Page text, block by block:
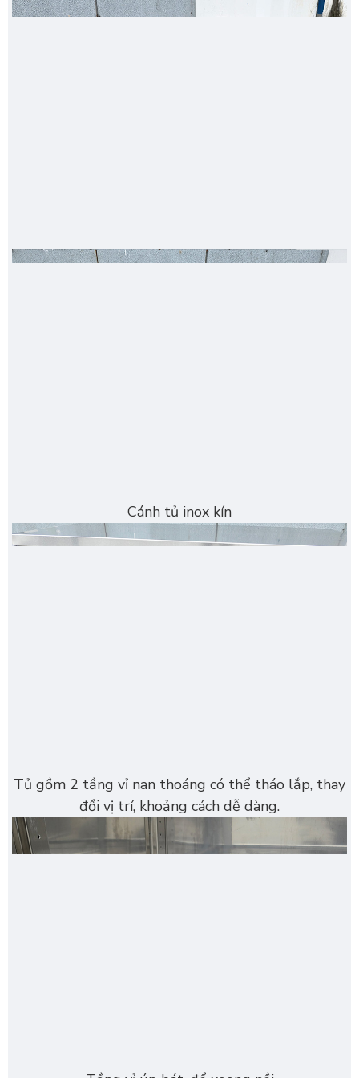
Cánh tủ inox kín
Tủ gồm 2 tầng vỉ nan thoáng có thể tháo lắp, thay
đổi vị trí, khoảng cách dễ dàng.